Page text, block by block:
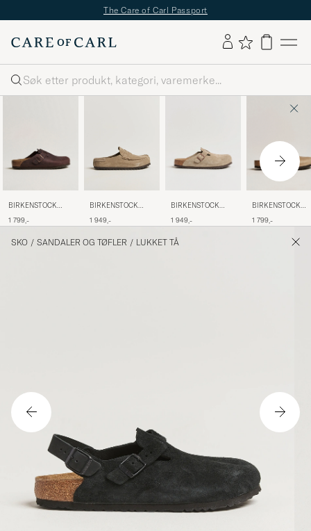
The Care of Carl Passport
Søk
BIRKENSTOCK
Footbed Habana
1 799,-
BIRKENSTOCK
1 949,-
BIRKENSTOCK
Footbed Taupe
1 949,-
BIRKENSTOCK
Footbed Tabacco
1 799,-
SKO / SANDALER OG TØFLER / LUKKET TÅ